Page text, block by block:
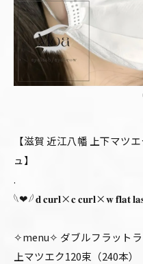
【滋賀 近江八幡 上下マツ
ュ】
.
𓆩❤︎𓆪 𝐝 𝐜𝐮𝐫𝐥×𝐜 𝐜𝐮𝐫𝐥×𝐰 𝐟𝐥𝐚𝐭
✧menu✧ ダブルフラット
上マツエク120束（240本）